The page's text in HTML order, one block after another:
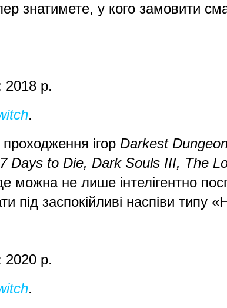
знатимете, у кого замовити
2018 р.
.
ігор Darkest
7 Days to Die, Dark Souls III, The
можна не лише інтелігентно
під заспокійливі наспіви
2020 р.
.